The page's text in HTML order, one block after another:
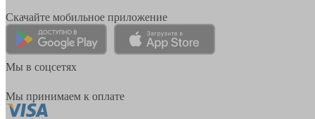
Скачайте мобильное приложение
Мы в соцсетях
Мы принимаем к оплате